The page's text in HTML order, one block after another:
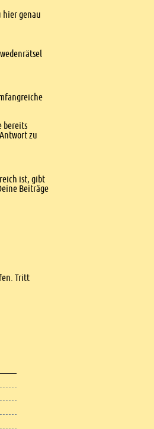
hier genau
bereits
zu
ist, gibt
Beiträge
Tritt